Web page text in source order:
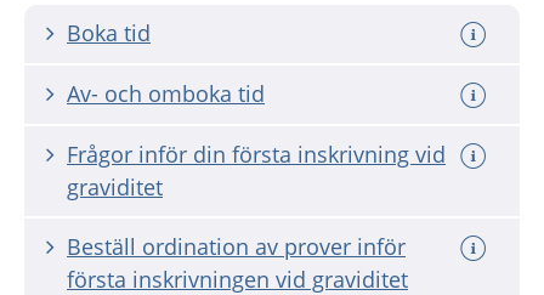
Boka tid
Av- och omboka tid
Frågor inför din första inskrivning vid
graviditet
Beställ ordination av prover inför
första inskrivningen vid graviditet